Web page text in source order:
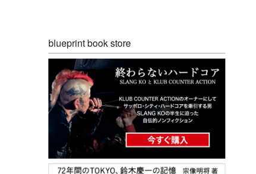
blueprint book store